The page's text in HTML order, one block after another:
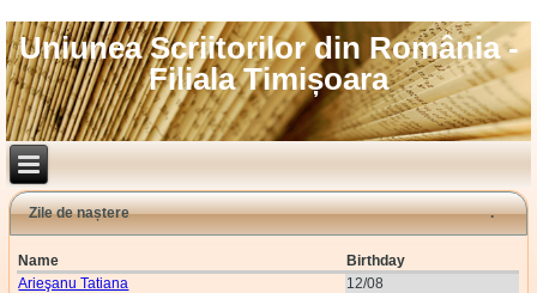
Uniunea Scriitorilor din România -
Filiala Timișoara
Zile de naștere
Name
Birthday
Arieşanu Tatiana
12/08